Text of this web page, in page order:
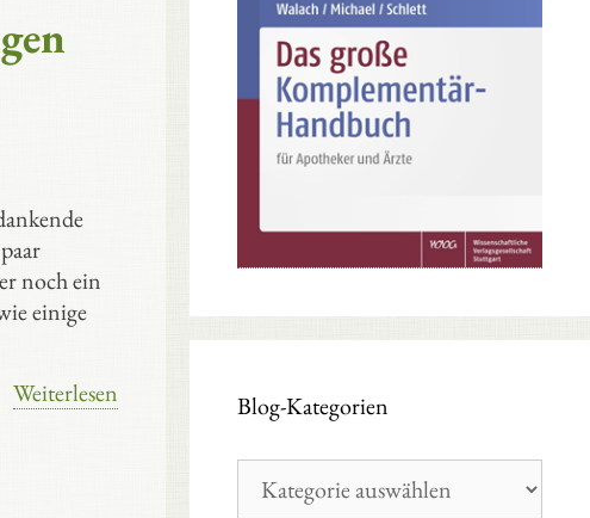
noch ein
einige
Weiterlesen
Blog-Kategorien
Kategorien